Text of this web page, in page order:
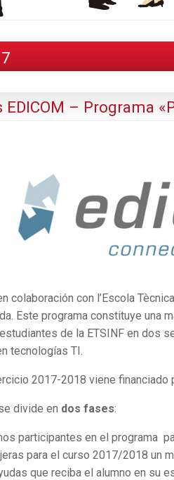
– Programa
colaboración con l’Escola
Este programa constituye una
de la ETSINF en dos
tecnologías TI.
2017-2018 viene financiado
divide en dos fases:
participantes en el programa
para el curso 2017/2018 un
que reciba el alumno en su